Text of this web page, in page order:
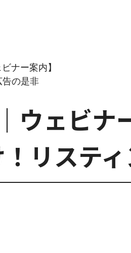
ナー案内】
告の是非
ウェビナ
リステ